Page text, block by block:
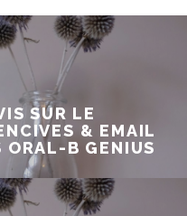
SUR LE
& EMAIL
ORAL-B GENIUS